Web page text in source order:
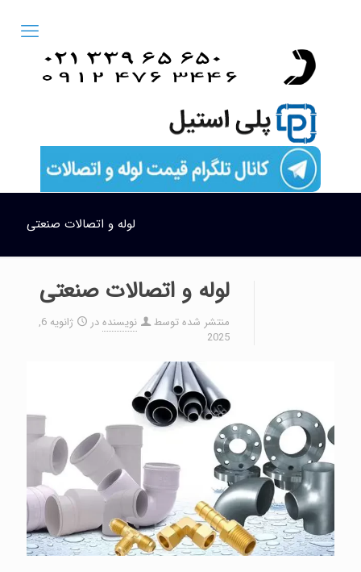
لوله و اتصالات صنعتی
لوله و اتصالات صنعتی
منتشر شده توسط نویسندهدر
ژانویه 6,
2025